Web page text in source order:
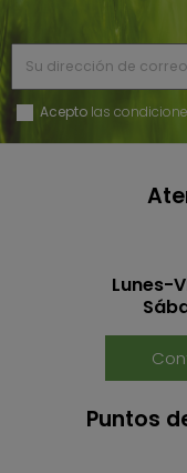
Acepto las
Lunes-
Puntos